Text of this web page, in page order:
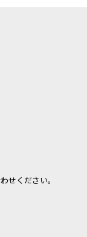
せください。